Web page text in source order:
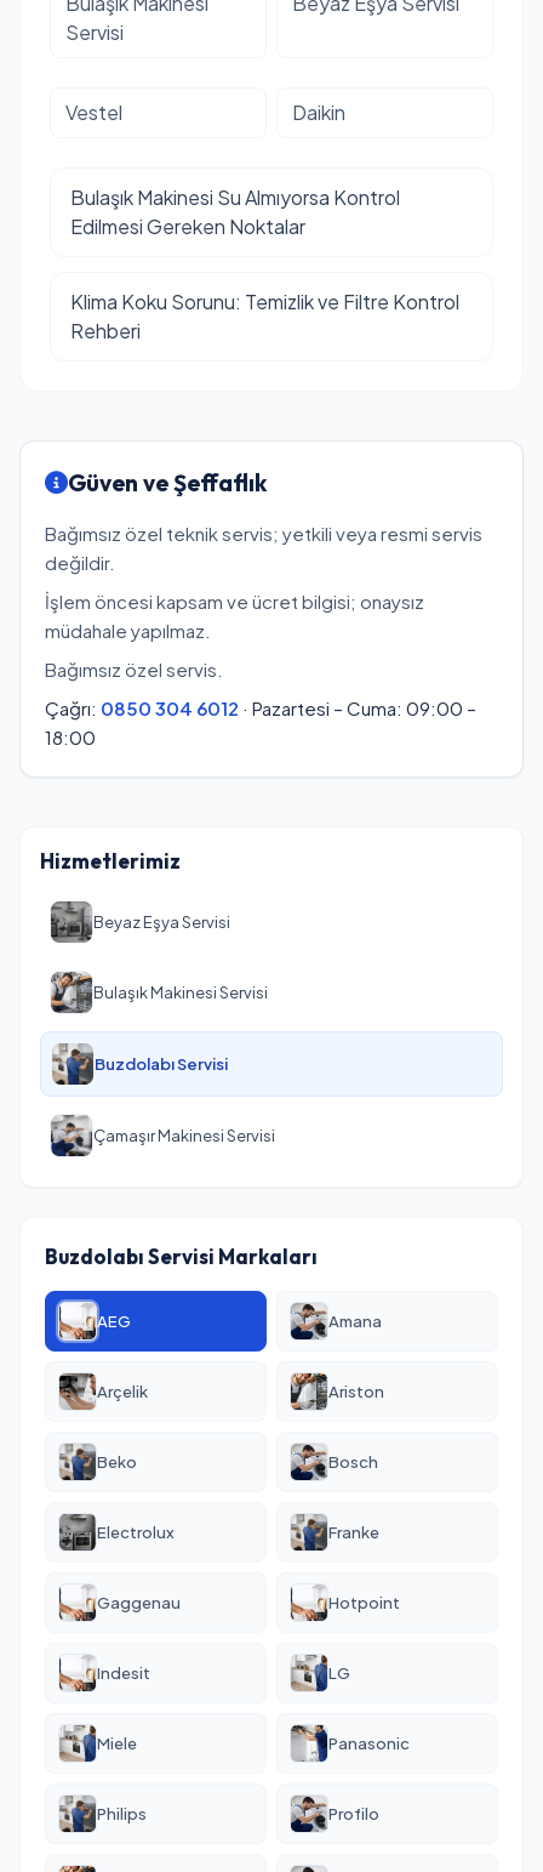
Servisi
Vestel Daikin
Bulaşık Makinesi Su Almıyorsa Kontrol
Edilmesi Gereken Noktalar
Klima Koku Sorunu: Temizlik ve Filtre Kontrol
Rehberi
Güven ve Şeffaflık
Bağımsız özel teknik servis; yetkili veya resmi servis
değildir.
İşlem öncesi kapsam ve ücret bilgisi; onaysız
müdahale yapılmaz.
Bağımsız özel servis.
Çağrı: 0850 304 6012 · Pazartesi – Cuma: 09:00 –
18:00
Hizmetlerimiz
Beyaz Eşya Servisi
Bulaşık Makinesi Servisi
Buzdolabı Servisi
Çamaşır Makinesi Servisi
Buzdolabı Servisi Markaları
AEG Amana
Arçelik Ariston
Beko Bosch
Electrolux Franke
Gaggenau Hotpoint
Indesit LG
Miele Panasonic
Philips Profilo